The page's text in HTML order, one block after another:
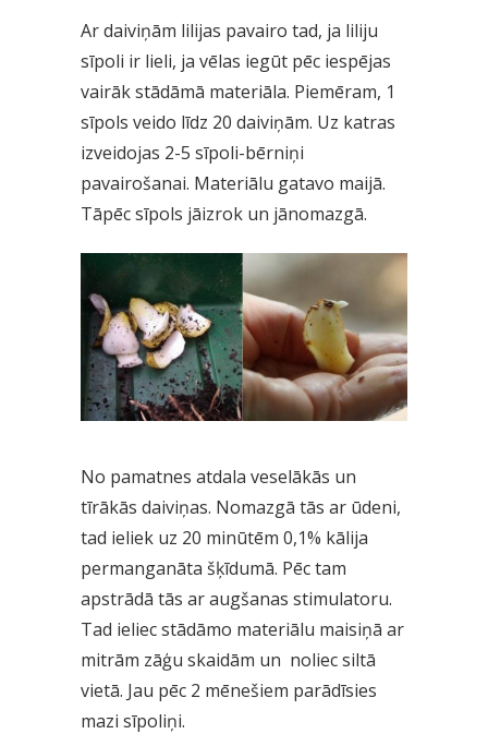
Ar daiviņām lilijas pavairo tad, ja liliju
sīpoli ir lieli, ja vēlas iegūt pēc iespējas
vairāk stādāmā materiāla. Piemēram, 1
sīpols veido līdz 20 daiviņām. Uz katras
izveidojas 2-5 sīpoli-bērniņi
pavairošanai. Materiālu gatavo maijā.
Tāpēc sīpols jāizrok un jānomazgā.
No pamatnes atdala veselākās un
tīrākās daiviņas. Nomazgā tās ar ūdeni,
tad ieliek uz 20 minūtēm 0,1% kālija
permanganāta šķīdumā. Pēc tam
apstrādā tās ar augšanas stimulatoru.
Tad ieliec stādāmo materiālu maisiņā ar
mitrām zāģu skaidām un noliec siltā
vietā. Jau pēc 2 mēnešiem parādīsies
mazi sīpoliņi.